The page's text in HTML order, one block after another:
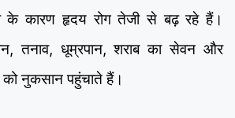
के कारण हृदय रोग तेजी से बढ़ रहे हैं।
तनाव, धूम्रपान, शराब का सेवन और
को नुकसान पहुंचाते हैं।